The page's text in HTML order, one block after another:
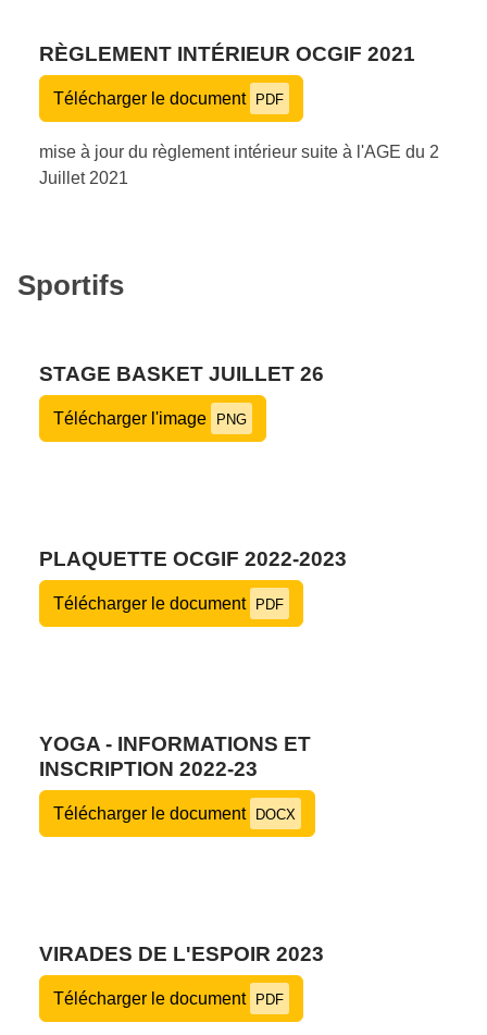
RÈGLEMENT INTÉRIEUR OCGIF 2021
Télécharger le document PDF
mise à jour du règlement intérieur suite à l'AGE du 2
Juillet 2021
Sportifs
STAGE BASKET JUILLET 26
Télécharger l'image PNG
PLAQUETTE OCGIF 2022-2023
Télécharger le document PDF
YOGA - INFORMATIONS ET
INSCRIPTION 2022-23
Télécharger le document DOCX
VIRADES DE L'ESPOIR 2023
Télécharger le document PDF